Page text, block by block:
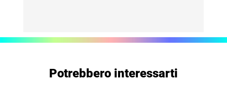
Potrebbero interessarti